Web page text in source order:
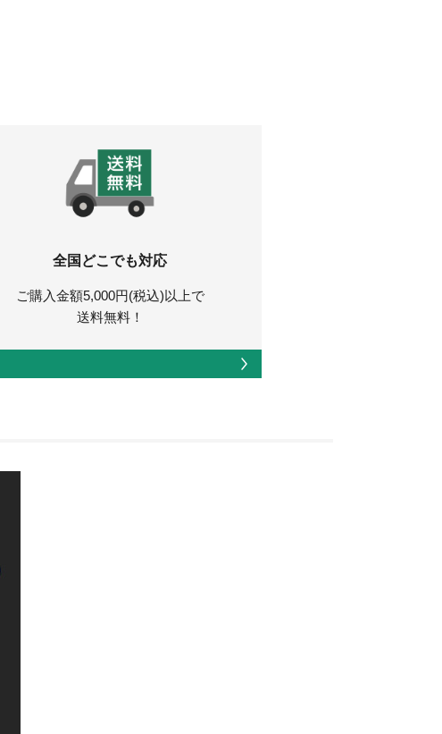
全国どこでも対応
ご購入金額5,000円(税込)以上で
送料無料！